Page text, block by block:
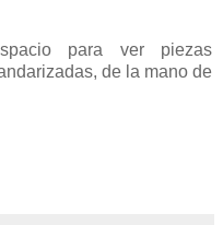
para ver piezas
de la mano de